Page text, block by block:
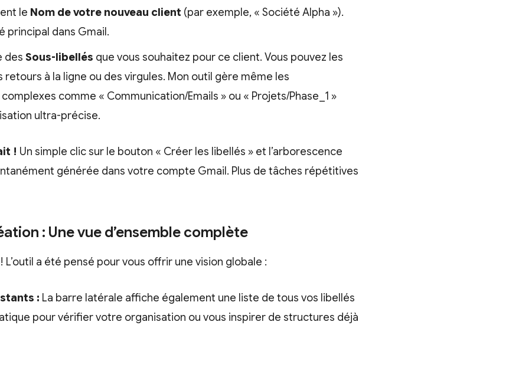
le Nom de votre nouveau client (par exemple, « Société Alpha »).
principal dans Gmail.
des Sous-libellés que vous souhaitez pour ce client. Vous pouvez les
retours à la ligne ou des virgules. Mon outil gère même les
comme « Communication/Emails » ou « Projets/Phase_1 »
ultra-précise.
! Un simple clic sur le bouton « Créer les libellés » et l’arborescence
générée dans votre compte Gmail. Plus de tâches répétitives
: Une vue d’ensemble complète
L’outil a été pensé pour vous offrir une vision globale :
: La barre latérale affiche également une liste de tous vos libellés
pour vérifier votre organisation ou vous inspirer de structures déjà